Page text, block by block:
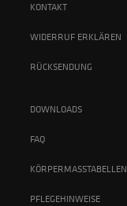
KONTAKT
WIDERRUF ERKLÄREN
RÜCKSENDUNG
DOWNLOADS
FAQ
KÖRPERMASSTABELLEN
PFLEGEHINWEISE